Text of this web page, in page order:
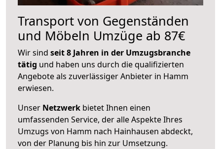
Transport von Gegenständen
und Möbeln Umzüge ab 87€
Wir sind seit 8 Jahren in der Umzugsbranche
tätig und haben uns durch die qualifizierten
Angebote als zuverlässiger Anbieter in Hamm
erwiesen.
Unser Netzwerk bietet Ihnen einen
umfassenden Service, der alle Aspekte Ihres
Umzugs von Hamm nach Hainhausen abdeckt,
von der Planung bis hin zur Umsetzung.